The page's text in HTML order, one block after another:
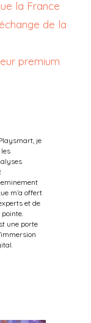
la France
de la
premium
je
m’a offert
et de
une porte